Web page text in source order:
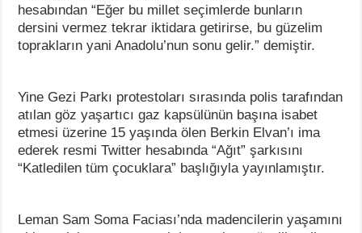
hesabından “Eğer bu millet seçimlerde bunların
dersini vermez tekrar iktidara getirirse, bu güzelim
toprakların yani Anadolu’nun sonu gelir.” demiştir.
Yine Gezi Parkı protestoları sırasında polis tarafından
atılan göz yaşartıcı gaz kapsülünün başına isabet
etmesi üzerine 15 yaşında ölen Berkin Elvan’ı ima
ederek resmi Twitter hesabında “Ağıt” şarkısını
“Katledilen tüm çocuklara” başlığıyla yayınlamıştır.
Leman Sam Soma Faciası’nda madencilerin yaşamını